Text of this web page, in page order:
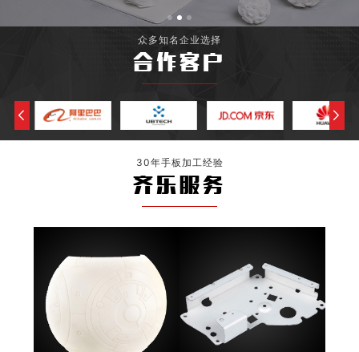
众多知名企业选择
合作客户
30年手板加工经验
齐乐服务